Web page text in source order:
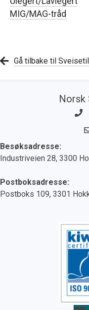
MIG/MAG-tråd
Gå tilbake til
Norsk
Besøksadresse:
Industriveien 28, 3300
Postboksadresse:
Postboks 109, 3301